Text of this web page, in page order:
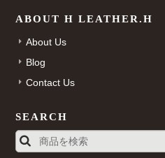
ABOUT H LEATHER.H
About Us
Blog
Contact Us
SEARCH